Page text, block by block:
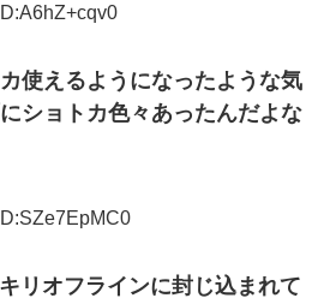
ID:A6hZ+cqv0
使えるようになったような気
ショトカ色々あったんだよな
ID:SZe7EpMC0
リオフラインに封じ込まれて